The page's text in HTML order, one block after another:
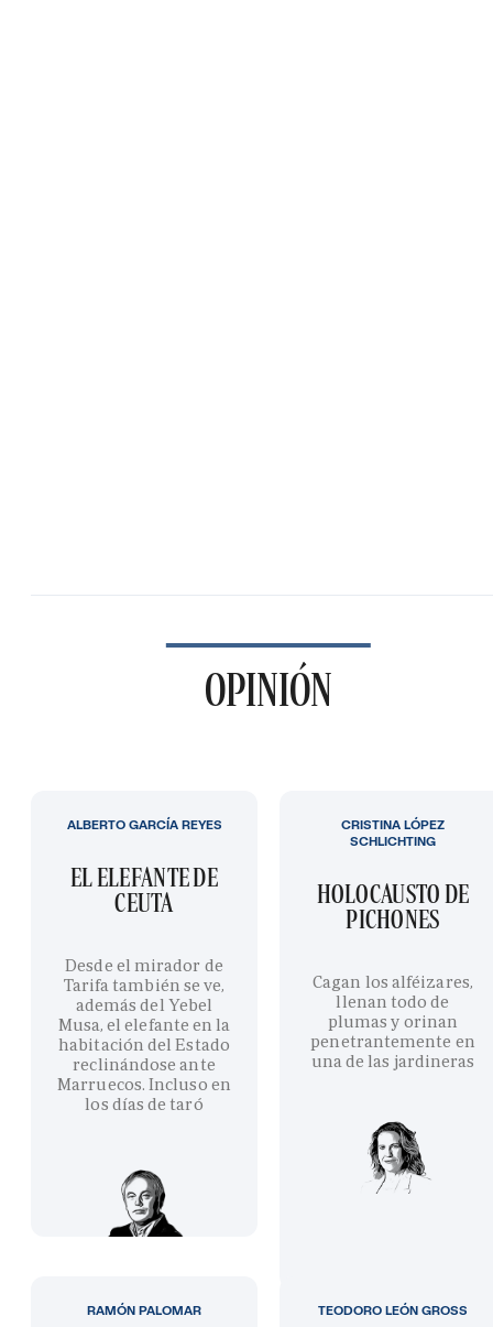
OPINIÓN
EL ELEFANTE DE
CEUTA
Desde el mirador de
Tarifa también se ve,
además del Yebel
Musa, el elefante en la
habitación del Estado
reclinándose ante
Marruecos. Incluso en
los días de taró
ALBERTO GARCÍA REYES
HOLOCAUSTO DE
PICHONES
Cagan los alféizares,
llenan todo de
plumas y orinan
penetrantemente en
una de las jardineras
CRISTINA LÓPEZ
SCHLICHTING
RAMÓN PALOMAR TEODORO LEÓN GROSS